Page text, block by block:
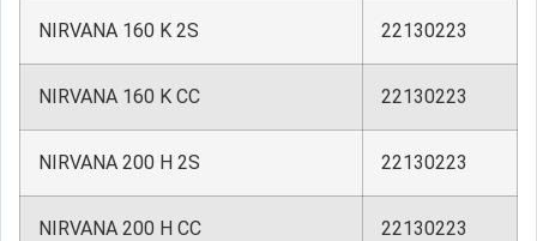
NIRVANA 160 K 2S 22130223
NIRVANA 160 K CC 22130223
NIRVANA 200 H 2S 22130223
NIRVANA 200 H CC 22130223